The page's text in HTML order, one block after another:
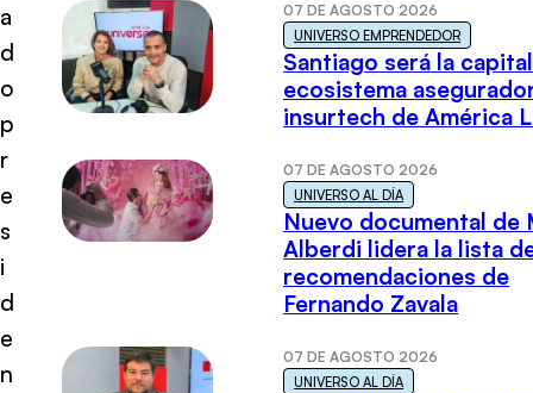
a
d
o
p
r
e
s
i
d
e
n
07 DE AGOSTO 2026
UNIVERSO EMPRENDEDOR
Santiago será la
ecosistema
insurtech de América
07 DE AGOSTO 2026
UNIVERSO AL DÍA
Nuevo documental de
Alberdi lidera la lista
recomendaciones de
Fernando Zavala
07 DE AGOSTO 2026
UNIVERSO AL DÍA